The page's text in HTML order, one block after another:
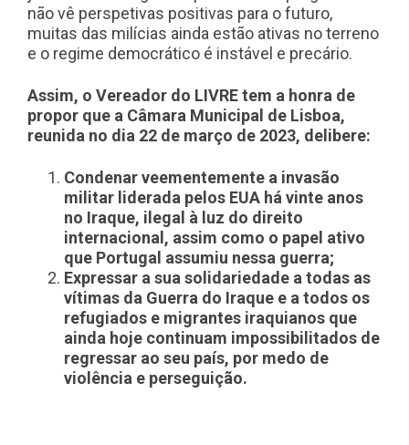
não vê perspetivas positivas para o futuro,
muitas das milícias ainda estão ativas no terreno
e o regime democrático é instável e precário.
Assim, o Vereador do LIVRE tem a honra de
propor que a Câmara Municipal de Lisboa,
reunida no dia 22 de março de 2023, delibere:
Condenar veementemente a invasão
militar liderada pelos EUA há vinte anos
no Iraque, ilegal à luz do direito
internacional, assim como o papel ativo
que Portugal assumiu nessa guerra;
Expressar a sua solidariedade a todas as
vítimas da Guerra do Iraque e a todos os
refugiados e migrantes iraquianos que
ainda hoje continuam impossibilitados de
regressar ao seu país, por medo de
violência e perseguição.